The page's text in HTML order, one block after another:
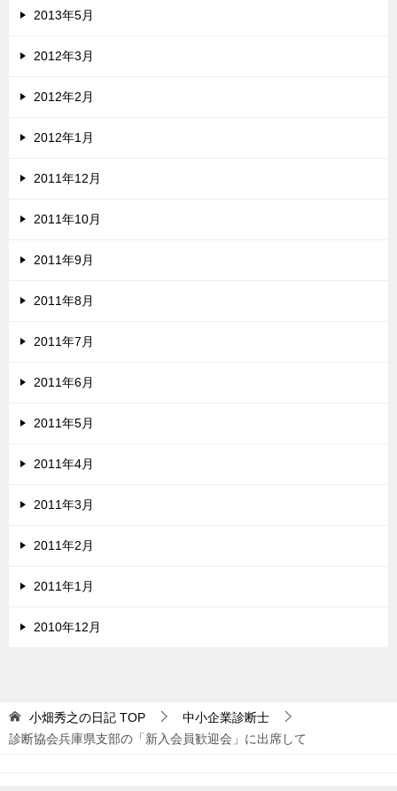
2013年5月
2012年3月
2012年2月
2012年1月
2011年12月
2011年10月
2011年9月
2011年8月
2011年7月
2011年6月
2011年5月
2011年4月
2011年3月
2011年2月
2011年1月
2010年12月
小畑秀之の日記 TOP
中小企業診断士
診断協会兵庫県支部の「新入会員歓迎会」に出席して